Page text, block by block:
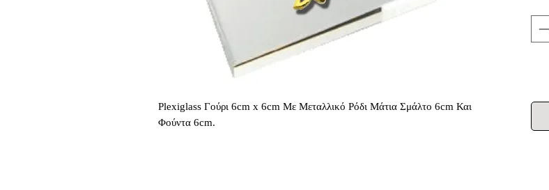
Plexiglass Γούρι 6cm x 6cm Με Μεταλλικό Ρόδι Μάτια Σμάλτο 6cm Και
Φούντα 6cm.